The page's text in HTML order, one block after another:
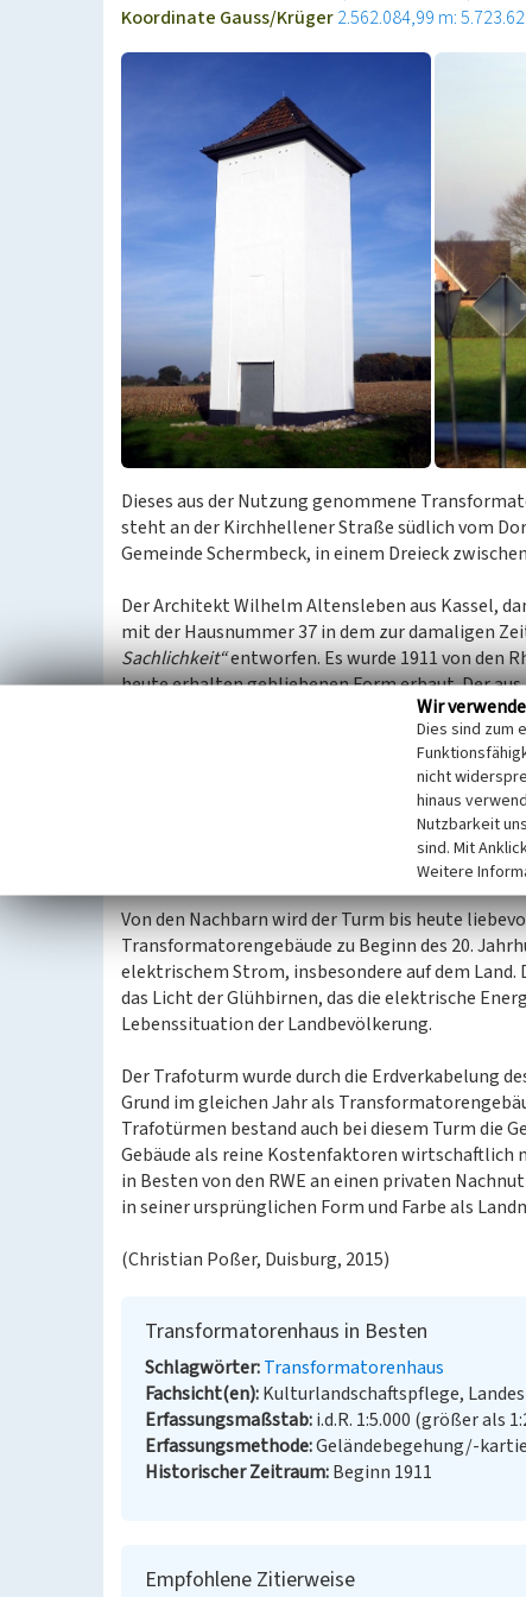
Koordinate Gauss/Krüger2.562.084,99 m:
Dieses aus der Nutzung genommene
steht an der Kirchhellener Straße südlich vom
Gemeinde Schermbeck, in einem Dreieck
Der Architekt Wilhelm Altensleben aus Kassel,
mit der Hausnummer 37 in dem zur damaligen
Sachlichkeit“entworfen. Es wurde 1911 von den
heute erhalten gebliebenen Form erbaut. Der
Turm mit grauem Sockel ist 13 Meter hoch und
einer grau gestrichenen Stahltür versehen.
Dieser Baukörper, exponiert etwas erhöht
Landschaft, in der damals traditionell die
Stockwerke umfassen, sollte bewusst ein
damals neuen Technologie der Elektrifizierung.
Von den Nachbarn wird der Turm bis heute
Transformatorengebäude zu Beginn des 20.
elektrischem Strom, insbesondere auf dem
das Licht der Glühbirnen, das die elektrische
Lebenssituation der Landbevölkerung.
Der Trafoturm wurde durch die Erdverkabelung
Grund im gleichen Jahr als
Trafotürmen bestand auch bei diesem Turm die
Gebäude als reine Kostenfaktoren wirtschaftlich
in Besten von den RWE an einen privaten
in seiner ursprünglichen Form und Farbe als
(Christian Poßer, Duisburg, 2015)
Transformatorenhaus in Besten
Schlagwörter Transformatorenhaus
Fachsicht(en) Kulturlandschaftspflege,
Erfassungsmaßstab i.d.R. 1:5.000 (größer als
Erfassungsmethode Geländebegehung/-
Historischer Zeitraum Beginn 1911
Empfohlene Zitierweise
Wir
Dies sind zum
nicht
hinaus
Nutzbarkeit
sind. Mit
Weitere